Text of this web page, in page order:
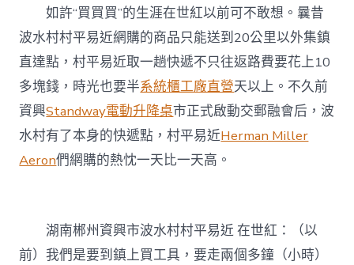
如許“買買買”的生涯在世紅以前可不敢想。曩昔
波水村村平易近網購的商品只能送到20公里以外集鎮
直達點，村平易近取一趟快遞不只往返路費要花上10
多塊錢，時光也要半系統櫃工廠直營天以上。不久前
資興Standway電動升降桌市正式啟動交郵融會后，波
水村有了本身的快遞點，村平易近Herman Miller
Aeron們網購的熱忱一天比一天高。
湖南郴州資興市波水村村平易近 在世紅：（以
前）我們是要到鎮上買工具，要走兩個多鐘（小時）